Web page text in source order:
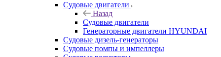
Судовые двигатели
Назад
Судовые двигатели
Генераторные двигатели HYUNDAI
Судовые дизель-генераторы
Судовые помпы и импеллеры